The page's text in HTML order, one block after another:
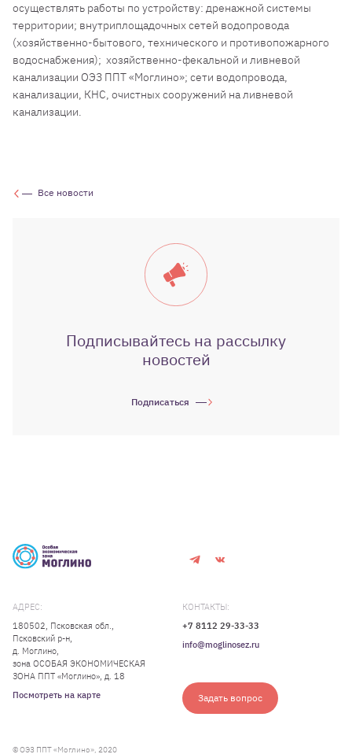
осуществлять работы по устройству: дренажной системы
территории; внутриплощадочных сетей водопровода
(хозяйственно-бытового, технического и противопожарного
водоснабжения); хозяйственно-фекальной и ливневой
канализации ОЭЗ ППТ «Моглино»; сети водопровода,
канализации, КНС, очистных сооружений на ливневой
канализации.
Все новости
Подписывайтесь на рассылку
новостей
Подписаться
АДРЕС:
180502, Псковская обл.,
Псковский р-н,
д. Моглино,
зона ОСОБАЯ ЭКОНОМИЧЕСКАЯ
ЗОНА ППТ «Моглино», д. 18
Посмотреть на карте
КОНТАКТЫ:
+7 8112 29-33-33
info@moglinosez.ru
Задать вопрос
© ОЭЗ ППТ «Моглино», 2020